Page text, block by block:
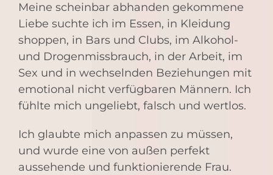
Meine scheinbar abhanden gekommene
Liebe suchte ich im Essen, in Kleidung
shoppen, in Bars und Clubs, im Alkohol-
und Drogenmissbrauch, in der Arbeit, im
Sex und in wechselnden Beziehungen mit
emotional nicht verfügbaren Männern. Ich
fühlte mich ungeliebt, falsch und wertlos.
Ich glaubte mich anpassen zu müssen,
und wurde eine von außen perfekt
aussehende und funktionierende Frau.